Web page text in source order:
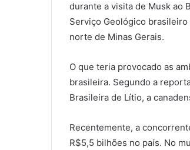
durante a visita de Musk ao
Serviço Geológico
norte de Minas Gerais.
O que teria provocado as
brasileira. Segundo a
Brasileira de Lítio, a
Recentemente, a
R$5,5 bilhões no país. No